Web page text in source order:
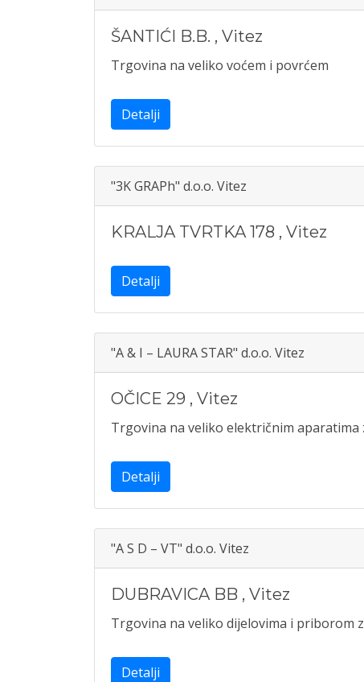
ŠANTIĆI B.B. , Vitez
Trgovina na veliko voćem i povrćem
Detalji
"3K GRAPh" d.o.o. Vitez
KRALJA TVRTKA 178 , Vitez
Detalji
"A & I – LAURA STAR" d.o.o. Vitez
OČICE 29 , Vitez
Trgovina na veliko električnim aparatima
Detalji
"A S D – VT" d.o.o. Vitez
DUBRAVICA BB , Vitez
Trgovina na veliko dijelovima i priborom
Detalji